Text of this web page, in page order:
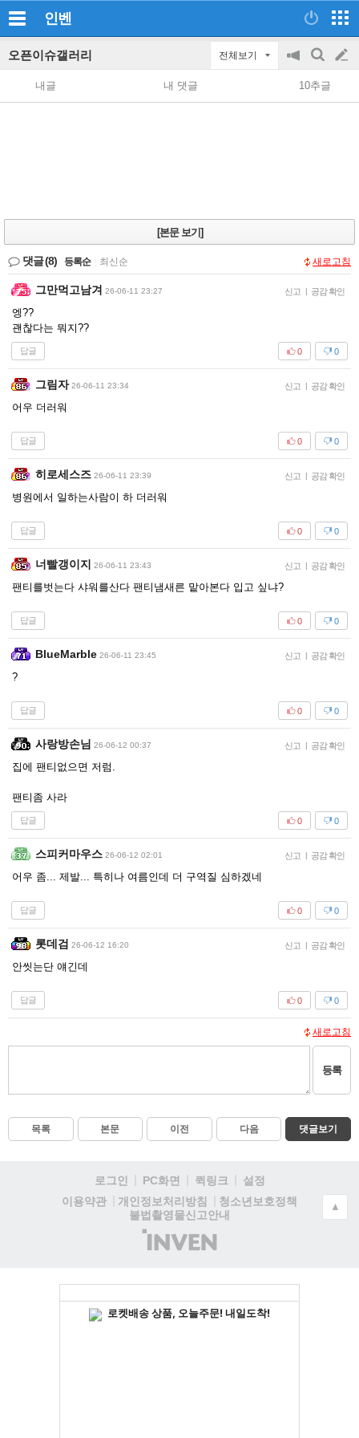
인벤
오픈이슈갤러리 전체보기
공
지
on/off
검
색
글
쓰
내글 내 댓글 10추글
[본문 보기]
댓글(8) 등록순 최신순 새로고침
그만먹고남겨 26-06-11 23:27 신고 | 공감 확인
엥??
괜찮다는 뭐지??
답글 0
0
그림자 26-06-11 23:34 신고 | 공감 확인
어우 더러워
답글 0
0
히로세스즈 26-06-11 23:39 신고 | 공감 확인
병원에서 일하는사람이 하 더러워
답글 0
0
너빨갱이지 26-06-11 23:43 신고 | 공감 확인
팬티를벗는다 샤워를산다 팬티냄새른 맡아본다 입고 싶냐?
답글 0
0
BlueMarble 26-06-11 23:45 신고 | 공감 확인
?
답글 0
0
사랑방손님 26-06-12 00:37 신고 | 공감 확인
집에 팬티없으면 저럼.
팬티좀 사라
답글 0
0
스피커마우스 26-06-12 02:01 신고 | 공감 확인
어우 좀... 제발... 특히나 여름인데 더 구역질 심하겠네
답글 0
0
롯데검 26-06-12 16:20 신고 | 공감 확인
안씻는단 얘긴데
답글 0
0
새로고침
등록
목록 본문 이전 다음 댓글보기
로그인 PC화면 퀵링크
설정
이용약관
개인정보처리방침
청소년보호정책
불법촬영물신고안내
(주)
인
▲